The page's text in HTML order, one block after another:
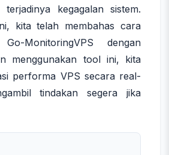
kegagalan sistem.
kita telah membahas cara
Go-MonitoringVPS dengan
menggunakan tool ini, kita
performa VPS secara real-
tindakan segera jika